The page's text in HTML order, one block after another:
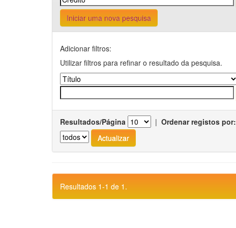
Iniciar uma nova pesquisa
Adicionar filtros:
Utilizar filtros para refinar o resultado da pesquisa.
Resultados/Página | Ordenar registos por:
Resultados 1-1 de 1.